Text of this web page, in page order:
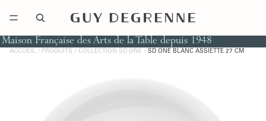
Maison Française des Arts de la Table depuis 1948
ACCUEIL PRODUITS COLLECTION SD ONE SD ONE BLANC ASSIETTE 27 CM